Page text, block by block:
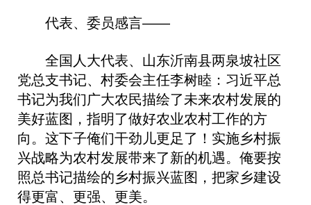
代表、委员感言——
全国人大代表、山东沂南县两泉坡社区
党总支书记、村委会主任李树睦：习近平总
书记为我们广大农民描绘了未来农村发展的
美好蓝图，指明了做好农业农村工作的方
向。这下子俺们干劲儿更足了！实施乡村振
兴战略为农村发展带来了新的机遇。俺要按
照总书记描绘的乡村振兴蓝图，把家乡建设
得更富、更强、更美。